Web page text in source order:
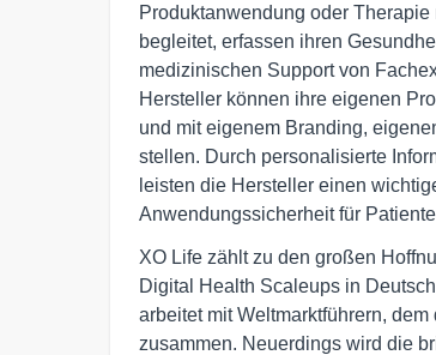
Produktanwendung oder
begleitet, erfassen ihren
medizinischen Support von
Hersteller können ihre eigenen
und mit eigenem Branding,
stellen. Durch personalisierte
leisten die Hersteller einen
Anwendungssicherheit für
XO Life zählt zu den großen
Digital Health Scaleups in
arbeitet mit Weltmarktführern,
zusammen. Neuerdings wird die